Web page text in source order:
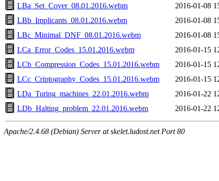
LBa_Set_Cover_08.01.2016.webm
2016-01-08
LBb_Implicants_08.01.2016.webm
2016-01-08
LBc_Minimal_DNF_08.01.2016.webm
2016-01-08
LCa_Error_Codes_15.01.2016.webm
2016-01-15
LCb_Compression_Codes_15.01.2016.webm
2016-01-15
LCc_Criptography_Codes_15.01.2016.webm
2016-01-15
LDa_Turing_machines_22.01.2016.webm
2016-01-22
LDb_Halting_problem_22.01.2016.webm
2016-01-22
Apache/2.4.68 (Debian) Server at skelet.ludost.net Port 80